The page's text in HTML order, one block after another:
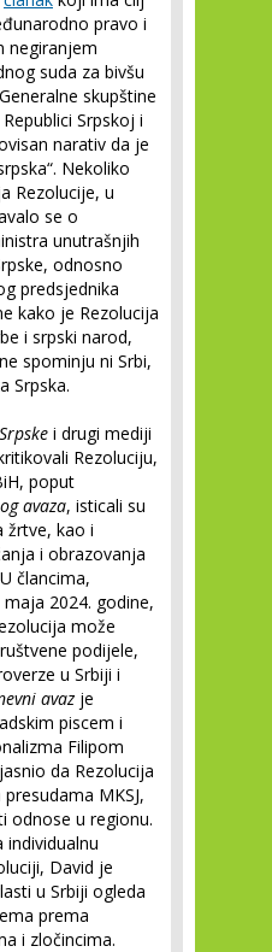
pravo i
negiranjem
suda za bivšu
skupštine
Srpskoj i
narativ da je
Nekoliko
Rezolucije, u
se o
unutrašnjih
odnosno
predsjednika
kako je Rezolucija
i srpski narod,
spominju ni Srbi,
Srpska.
i drugi mediji
Rezoluciju,
poput
avaza, isticali su
žrtve, kao i
i obrazovanja
člancima,
2024. godine,
može
podijele,
u Srbiji i
avaz je
piscem i
Filipom
da Rezolucija
MKSJ,
odnose u regionu.
individualnu
David je
u Srbiji ogleda
prema
i zločincima.